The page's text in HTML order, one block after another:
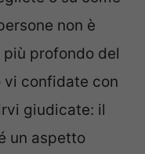
non è
più profondo del
vi confidate con
giudicate: il
un aspetto